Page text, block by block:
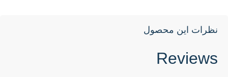
نظرات این محصول
Reviews